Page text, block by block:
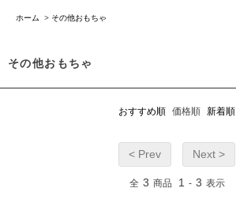
ホーム > その他おもちゃ
その他おもちゃ
おすすめ順 価格順 新着順
< Prev Next >
全 3 商品 1 - 3 表示